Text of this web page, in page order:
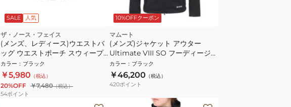
SALE 人気
ザ・ノース・フェイス
(メンズ、レディース)ウエストバ
ッグ ウエストポーチ スウィープ
NM72304 K 4L ブラック
カラー ： ブラック
￥5,980 （税込）
20%OFF ￥7,480（税込）
54ポイント
10%OFFクーポン
マムート
(メンズ)ジャケット アウター
Ultimate VIII SO フーディージャ
ケット 1011-03060-0001
カラー ： ブラック
￥46,200 （税込）
420ポイント